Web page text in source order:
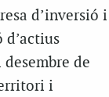
d’inversió i
d’actius
de
i